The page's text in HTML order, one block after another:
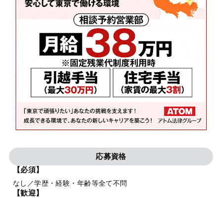
応募資格
【必須】
なし／学歴・経験・年齢等全て不問
【歓迎】